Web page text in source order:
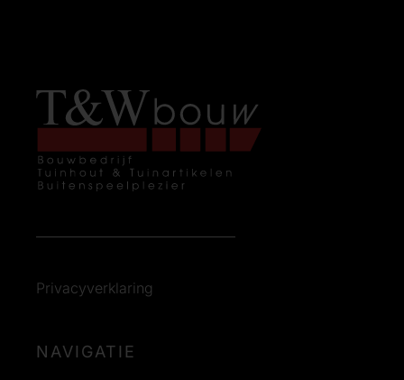
Privacyverklaring
NAVIGATIE